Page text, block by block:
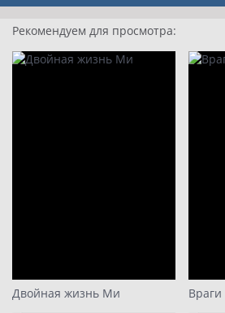
7 серия
8 серия
Рекомендуем для просмотра:
Двойная жизнь Ми Враги